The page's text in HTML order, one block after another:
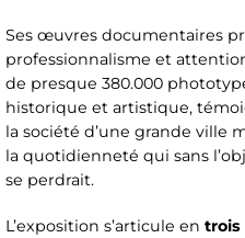
Ses œuvres documentaires
professionnalisme et
de presque 380.000
historique et artistique,
la société d’une grande ville
la quotidienneté qui sans
se perdrait.
L’exposition s’articule en trois